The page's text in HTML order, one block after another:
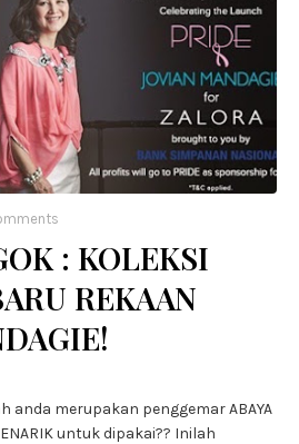
: KOLEKSI
REKAAN
anda merupakan penggemar ABAYA
untuk dipakai?? Inilah